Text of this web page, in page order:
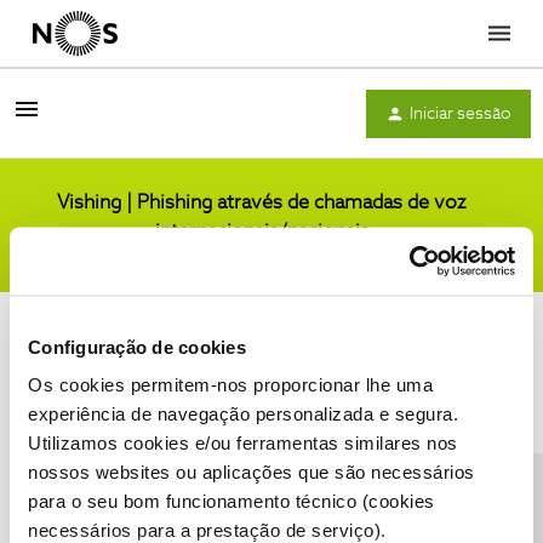
Configuração de cookies
Os cookies permitem-nos proporcionar lhe uma
experiência de navegação personalizada e segura.
Utilizamos cookies e/ou ferramentas similares nos
nossos websites ou aplicações que são necessários
para o seu bom funcionamento técnico (cookies
necessários para a prestação de serviço).
Menu
Iniciar sessão
Vishing | Phishing através de chamadas de voz
internacionais/nacionais
Condições do Fórum NOS Accessibility statement